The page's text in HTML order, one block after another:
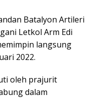
Batalyon Artileri
Letkol Arm Edi
langsung
2022.
oleh prajurit
dalam